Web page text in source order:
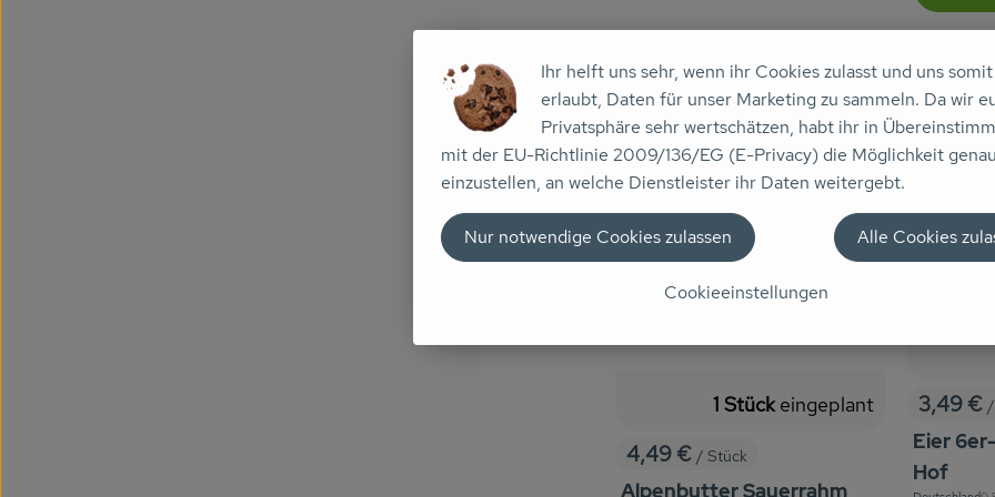
, Preis:
4,49 € / Stück
Alpenbutter Sauerrahm
1 Stückeingeplant
, Verband:
, Preis:
3,49 €
Eier
Hof
Ihr helft uns sehr, wenn ihr Cookies zulasst und uns somit
erlaubt, Daten für unser Marketing zu sammeln. Da wir
Privatsphäre sehr wertschätzen, habt ihr in
mit der EU-Richtlinie 2009/136/EG (E-Privacy) die Möglichkeit genau
einzustellen, an welche Dienstleister ihr Daten weitergebt.
Cookieeinstellungen
Nur notwendige Cookies zulassen Alle Cookies